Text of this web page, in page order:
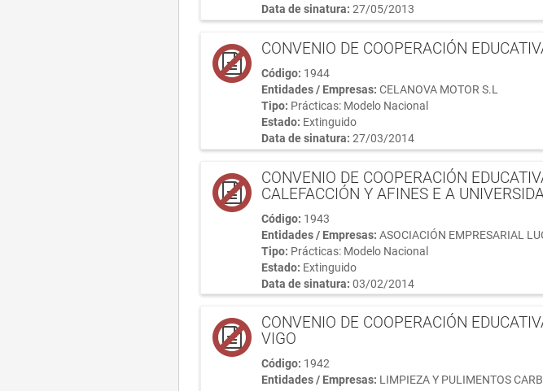
Data de sinatura: 27/05/2013
CONVENIO DE COOPERACIÓN
Código: 1944
Entidades / Empresas: CELANOVA MOTOR S.L
Tipo: Prácticas: Modelo Nacional
Estado: Extinguido
Data de sinatura: 27/03/2014
CONVENIO DE COOPERACIÓN
CALEFACCIÓN Y AFINES E A
Código: 1943
Entidades / Empresas: ASOCIACIÓN EMPRESARIAL
Tipo: Prácticas: Modelo Nacional
Estado: Extinguido
Data de sinatura: 03/02/2014
CONVENIO DE COOPERACIÓN
VIGO
Código: 1942
Entidades / Empresas: LIMPIEZA Y PULIMENTOS